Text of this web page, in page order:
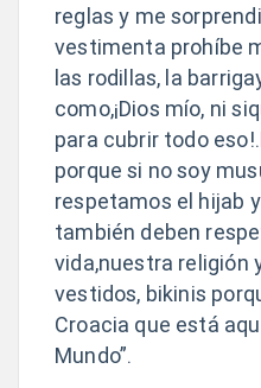
reglas y me
vestimenta prohíbe
las rodillas, la
como,¡Dios mío, ni
para cubrir todo
porque si no soy
respetamos el hijab
también deben
vida,nuestra religión
vestidos, bikinis
Croacia que está
Mundo”.